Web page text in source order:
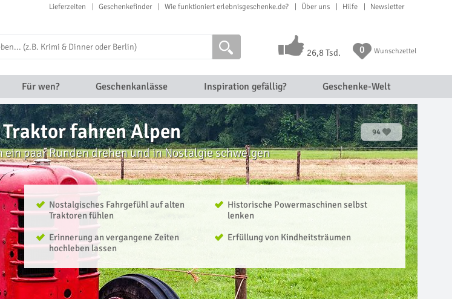
Lieferzeiten Geschenkefinder Wie funktioniert erlebnisgeschenke.de? Über uns Hilfe Newsletter
26,8 Tsd. 0 Wunschzettel
Für wen? Geschenkanlässe Inspiration gefällig? Geschenke-Welt
fahren Alpen 94
paar Runden drehen und in Nostalgie schwelgen
Nostalgisches Fahrgefühl auf alten
Traktoren fühlen
Historische Powermaschinen selbst
lenken
Erinnerung an vergangene Zeiten
hochleben lassen
Erfüllung von Kindheitsträumen